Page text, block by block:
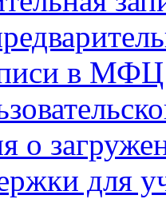
в МФЦ
о
для